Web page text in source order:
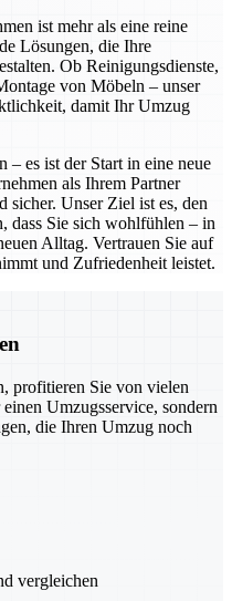
ist mehr als eine reine
Lösungen, die Ihre
Ob Reinigungsdienste,
von Möbeln – unser
damit Ihr Umzug
– es ist der Start in eine neue
als Ihrem Partner
sicher. Unser Ziel ist es, den
dass Sie sich wohlfühlen – in
Alltag. Vertrauen Sie auf
und Zufriedenheit leistet.
profitieren Sie von vielen
Umzugsservice, sondern
die Ihren Umzug noch
vergleichen